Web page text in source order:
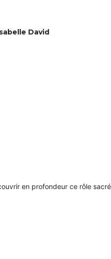
David
en profondeur ce rôle